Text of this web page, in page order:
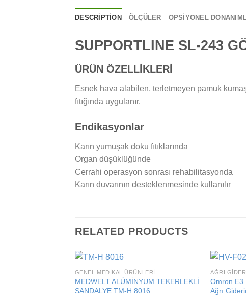
DESCRIPTION ÖLÇÜLER OPSİYONEL
SUPPORTLINE SL-243
ÜRÜN ÖZELLİKLERİ
Esnek hava alabilen, terletmeyen pamuk
fıtığında uygulanır.
Endikasyonlar
Karın yumuşak doku fıtıklarında
Organ düşüklüğünde
Cerrahi operasyon sonrası rehabilitasyonda
Karın duvarının desteklenmesinde kullanılır
RELATED PRODUCTS
Add to
wishlist
GENEL MEDIKAL ÜRÜNLERI
MEDWELT ALÜMİNYUM TEKERLEKLİ
SANDALYE TM-H 8016
AĞRI
Omron E3
Ağrı